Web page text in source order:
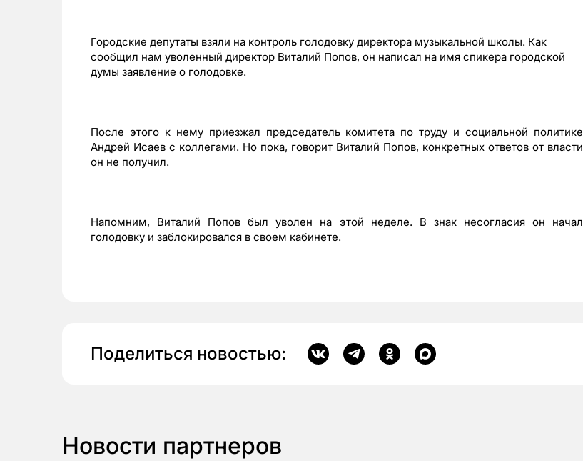
Городские депутаты взяли на контроль голодовку директора музыкальной школы. Как
сообщил нам уволенный директор Виталий Попов, он написал на имя спикера городской
думы заявление о голодовке.
После этого к нему приезжал председатель комитета по труду и социальной политике
Андрей Исаев с коллегами. Но пока, говорит Виталий Попов, конкретных ответов от власти
он не получил.
Напомним, Виталий Попов был уволен на этой неделе. В знак несогласия он начал
голодовку и заблокировался в своем кабинете.
Поделиться новостью:
Новости партнеров